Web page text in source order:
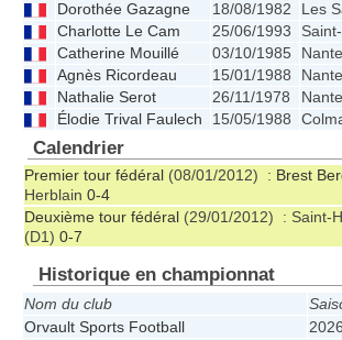
Dorothée Gazagne
18/08/1982 Les
Charlotte Le Cam
25/06/1993
Catherine Mouillé
03/10/1985
Agnès Ricordeau
15/01/1988
Nathalie Serot
26/11/1978
Élodie Trival Faulech
15/05/1988
Calendrier
Premier tour fédéral (08/01/2012) : Brest
Herblain 0-4
Deuxième tour fédéral (29/01/2012) : Saint-
(D1) 0-7
Historique en championnat
Nom du club
Orvault Sports Football